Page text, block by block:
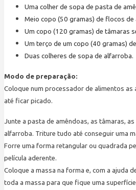
Uma colher de sopa de pasta de
Meio copo (50 gramas) de flocos de
Um copo (120 gramas) de tâmaras
Um terço de um copo (40 gramas)
Duas colheres de sopa de alfarroba.
Modo de preparação:
Coloque num processador de alimentos as
até ficar picado.
Junte a pasta de amêndoas, as tâmaras,
alfarroba. Triture tudo até conseguir uma
Forre uma forma retangular ou quadrada
película aderente.
Coloque a massa na forma e, com a ajuda
toda a massa para que fique uma